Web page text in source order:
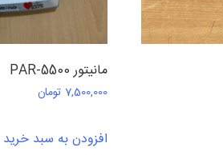
مانیتور PAR-5500
7,500,000 تومان
افزودن به سبد خرید